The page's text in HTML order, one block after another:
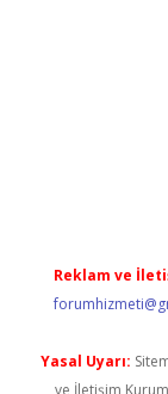
Reklam ve
Yasal Uyarı:
ve İletişim